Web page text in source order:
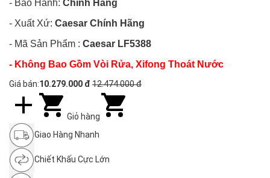
- Bảo Hành: Chính Hãng
- Xuất Xứ: Caesar Chính Hãng
- Mã Sản Phẩm : Caesar LF5388
- Không Bao Gồm Vòi Rửa, Xifong Thoát Nước
Giá bán:10.279.000 đ 12.474.000 đ
Giỏ hàng
Giao Hàng Nhanh
Chiết Khấu Cực Lớn